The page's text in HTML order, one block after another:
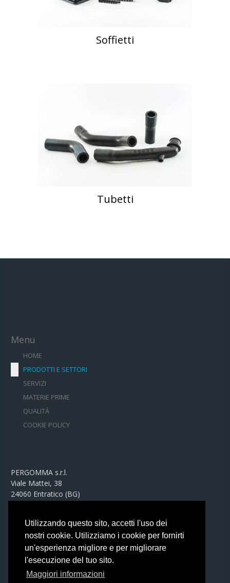
Utilizzando questo sito, accetti l'uso dei
nostri cookie. Utilizziamo i cookie per fornirti
un'esperienza migliore e per migliorare
l'esecuzione del tuo sito.
Maggiori informazioni
Soffietti
Tubetti
Menu
HOME
PRODOTTI E SETTORI
SERVIZI
MATERIE PRIME
QUALITÀ
COOKIE POLICY
PERGOMMA s.r.l.
Viale Mattei, 38
24060 Entratico (BG)
PRIVACY POLICY
info@pergomma.it